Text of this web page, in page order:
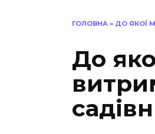
ГОЛОВНА » ДО ЯКОЇ
До